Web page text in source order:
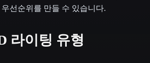
선순위를 만들 수 있습니다.
라이팅 유형